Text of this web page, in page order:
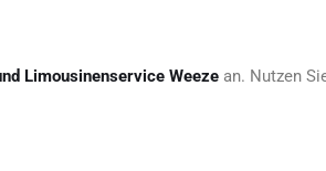
Limousinenservice Weeze an. Nutzen